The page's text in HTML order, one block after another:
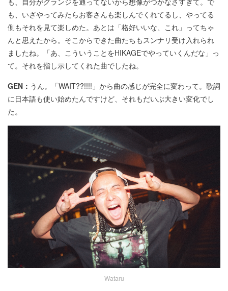
も、いざやってみたらお客さんも楽しんでくれてるし、やってる
側もそれを見て楽しめた。あとは「格好いいな、これ」ってちゃ
んと思えたから。そこからできた曲たちもスンナリ受け入れられ
ましたね。「あ、こういうことをHIKAGEでやっていくんだな」っ
て。それを指し示してくれた曲でしたね。
GEN： うん。「WAIT??!!!!」から曲の感じが完全に変わって。歌詞
に日本語も使い始めたんですけど、それもだいぶ大きい変化でし
た。
Wataru